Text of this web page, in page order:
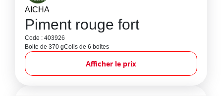
AICHA
Piment rouge fort
Code : 403926
Boite de 370 gColis de 6 boites
Afficher le prix